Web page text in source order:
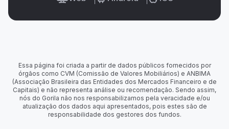
Essa página foi criada a partir de dados públicos fornecidos por
órgãos como CVM (Comissão de Valores Mobiliários) e ANBIMA
(Associação Brasileira das Entidades dos Mercados Financeiro e de
Capitais) e não representa análise ou recomendação. Sendo assim,
nós do Gorila não nos responsabilizamos pela veracidade e/ou
atualização dos dados aqui apresentados, pois estes são de
responsabilidade dos gestores dos fundos.